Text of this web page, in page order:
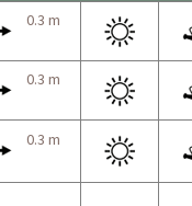
0.3 m
0.3 m
0.3 m